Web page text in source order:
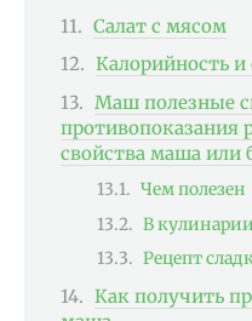
Салат с мясом
Калорийность и
Маш полезные
противопоказания
свойства маша или
Чем полезен
В кулинарии
Рецепт
Как получить